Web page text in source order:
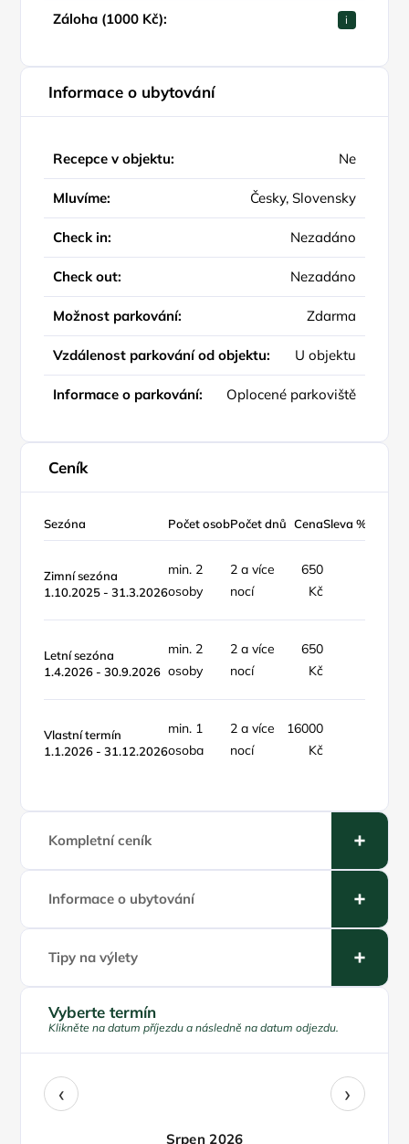
Záloha (1000 Kč): i
Informace o ubytování
Recepce v objektu: Ne
Mluvíme: Česky, Slovensky
Check in: Nezadáno
Check out: Nezadáno
Možnost parkování: Zdarma
Vzdálenost parkování od objektu: U objektu
Informace o parkování: Oplocené parkoviště
Ceník
Sezóna Počet osobPočet dnů CenaSleva %
Zimní sezóna
1.10.2025 - 31.3.2026
min. 2
osoby
2 a více
nocí
650
Kč
Letní sezóna
1.4.2026 - 30.9.2026
min. 2
osoby
2 a více
nocí
650
Kč
Vlastní termín
1.1.2026 - 31.12.2026
min. 1
osoba
2 a více
nocí
16000
Kč
Kompletní ceník
Informace o ubytování
Tipy na výlety
Vyberte termín
Klikněte na datum příjezdu a následně na datum odjezdu.
‹ ›
Srpen 2026